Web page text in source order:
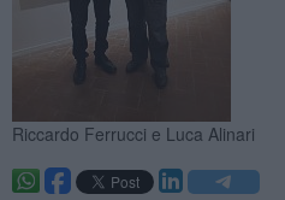
Riccardo Ferrucci e Luca Alinari